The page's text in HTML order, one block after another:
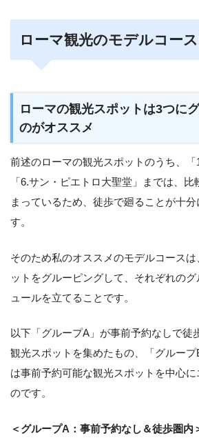
ローマ観光のモデルコー
ローマの観光スポットは3つに
のがオススメ
前述のローマの観光スポットのうち、
「6.サン・ピエトロ大聖堂」までは、
まっているため、徒歩で廻ることが十
す。
そのため私のオススメのモデルコース
ットをグルーピングして、それぞれの
ュールを立てることです。
以下「グループA」が事前予約なしで徒
観光スポットを集めたもの、「グループ
は事前予約可能な観光スポットを中心
のです。
＜グループA：事前予約なし＆徒歩圏内